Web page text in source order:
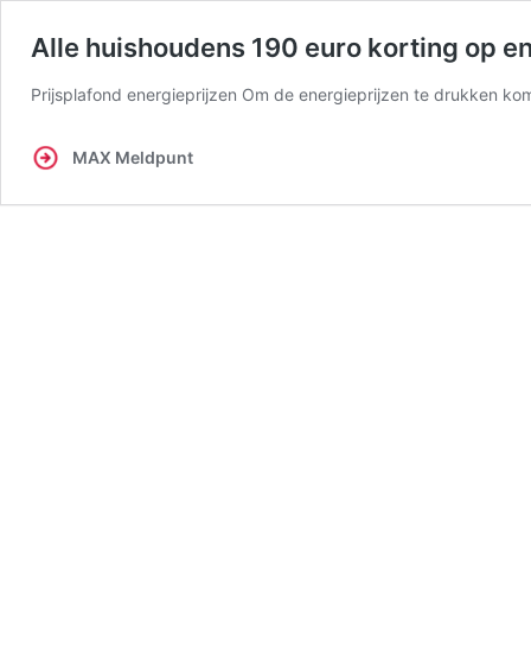
Alle huishoudens 190 euro korting op
Prijsplafond energieprijzen Om de energieprijzen te drukken
MAX Meldpunt